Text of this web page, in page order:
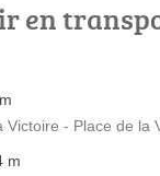
en
Victoire - Place de la
m